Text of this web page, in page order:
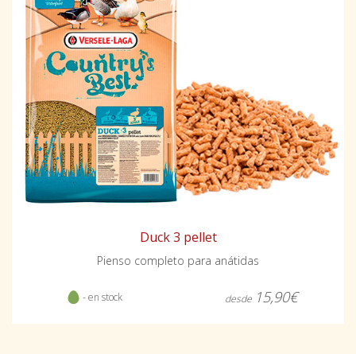
Duck 3 pellet
Pienso completo para anátidas
- en stock desde 15,90€